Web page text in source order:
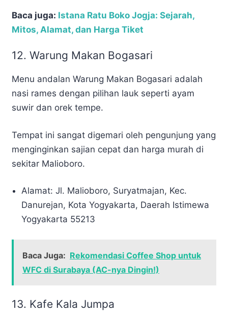
Baca juga: Istana Ratu Boko Jogja: Sejarah,
Mitos, Alamat, dan Harga Tiket
12. Warung Makan Bogasari
Menu andalan Warung Makan Bogasari adalah
nasi rames dengan pilihan lauk seperti ayam
suwir dan orek tempe.
Tempat ini sangat digemari oleh pengunjung yang
menginginkan sajian cepat dan harga murah di
sekitar Malioboro.
Alamat: Jl. Malioboro, Suryatmajan, Kec.
Danurejan, Kota Yogyakarta, Daerah Istimewa
Yogyakarta 55213
Baca Juga: Rekomendasi Coffee Shop untuk
WFC di Surabaya (AC-nya Dingin!)
13. Kafe Kala Jumpa